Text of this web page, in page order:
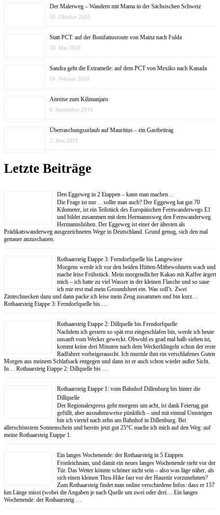
Der Malerweg – Wandern mit Mama in der Sächsischen Schweiz
10. Oktober 2020
Statt PCT: auf der Bonifatiusroute von Mainz nach Fulda
20. Mai 2020
Sandra geht die Extrameile: auf dem PCT von Mexiko nach Kanada
16. Februar 2020
Anreise zum Kilimanjaro
6. September 2019
Überraschungsurlaub auf Mauritius – ein Gastbeitrag
2. Juni 2019
Letzte Beiträge
Den Eggeweg in 2 Etappen – kann man machen…
Die Frage ist nur… sollte man auch? Der Eggeweg hat gut 70
Kilometer, ist ein Teilstück des Europäischen Fernwanderwegs E1
und bildet zusammen mit dem Hermannsweg den Fernwanderweg
Hermannshöhen. Der Eggeweg ist einer der ältesten als
Prädikatswanderweg ausgezeichneten Wege in Deutschland. Grund genug, sich den mal
genauer anzuschauen.
Rothaarsteig Etappe 3: Ferndorfquelle bis Langewiese
Morgens werde ich vor den beiden Hütten-Mitbewohnern wach und
mache leise Frühstück. Mein morgendlicher Kakao mit Kaffee ärgert
mich – ich hatte zu viel Wasser in der kleinen Flasche und so saue
ich mir erst mal mein Groundsheet ein. Was soll’s. Zwei
Zimtschnecken dazu und dann packe ich leise mein Zeug zusammen und bin kurz…
Rothaarsteig Etappe 3: Ferndorfquelle bis …
Rothaarsteig Etappe 2: Dillquelle bis Ferndorfquelle
Nachdem ich gestern so spät erst eingeschlafen bin, werde ich heute
unsanft vom Wecker geweckt. Obwohl es grad mal halb sieben ist,
kommt keine drei Minuten nach dem Weckerklingeln schon der erste
Radfahrer vorbeigerauscht. Ich murmle ihm ein verschlafenes Guten
Morgen aus meinem Schlafsack entgegen und dann ist er auch schon wieder außer Sicht.
In… Rothaarsteig Etappe 2: Dillquelle bis …
Rothaarsteig Etappe 1: vom Bahnhof Dillenburg bis hinter die
Dillquelle
Der Regionalexpress geht morgens um acht, ist dank Feiertag gut
gefüllt, aber ausnahmsweise pünktlich – und mit einmal Umsteigen
bin ich viertel nach zehn am Bahnhof in Dillenburg. Bei
allerschönstem Sonnenschein und bereits jetzt gut 25°C mache ich mich auf den Weg: auf
meine Rothaarsteig Etappe 1.
Ein langes Wochenende: der Rothaarsteig in 5 Etappen
Fronleichnam, und damit ein neues langes Wochenende steht vor der
Tür. Das Wetter könnte schöner nicht sein – also was läge näher, als
sich einen kleinen Thru-Hike fast vor der Haustür vorzunehmen?
Zum Rothaarsteig findet man online verschiedene Infos: dass er 157
km Länge misst (wobei die Angaben je nach Quelle um zwei oder drei… Ein langes
Wochenende: der Rothaarsteig …